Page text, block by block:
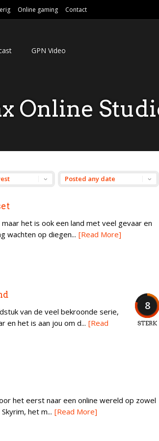
Online gaming Contact
GPN Video
Online
het is ook een land met veel gevaar en
wachten op diegen... [Read More]
8
STERK
van de veel bekroonde serie,
en het is aan jou om d... [Read
het eerst naar een online wereld op zowel
het m... [Read More]